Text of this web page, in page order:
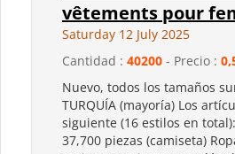
vêtements pour
Saturday 12 July 2025
Cantidad : 40200 - Precio :
Nuevo, todos los tamaños
TURQUÍA (mayoría) Los
siguiente (16 estilos en
37,700 piezas (camiseta)